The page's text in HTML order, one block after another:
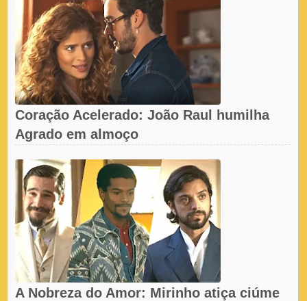
Coração Acelerado: João Raul humilha
Agrado em almoço
A Nobreza do Amor: Mirinho atiça ciúme